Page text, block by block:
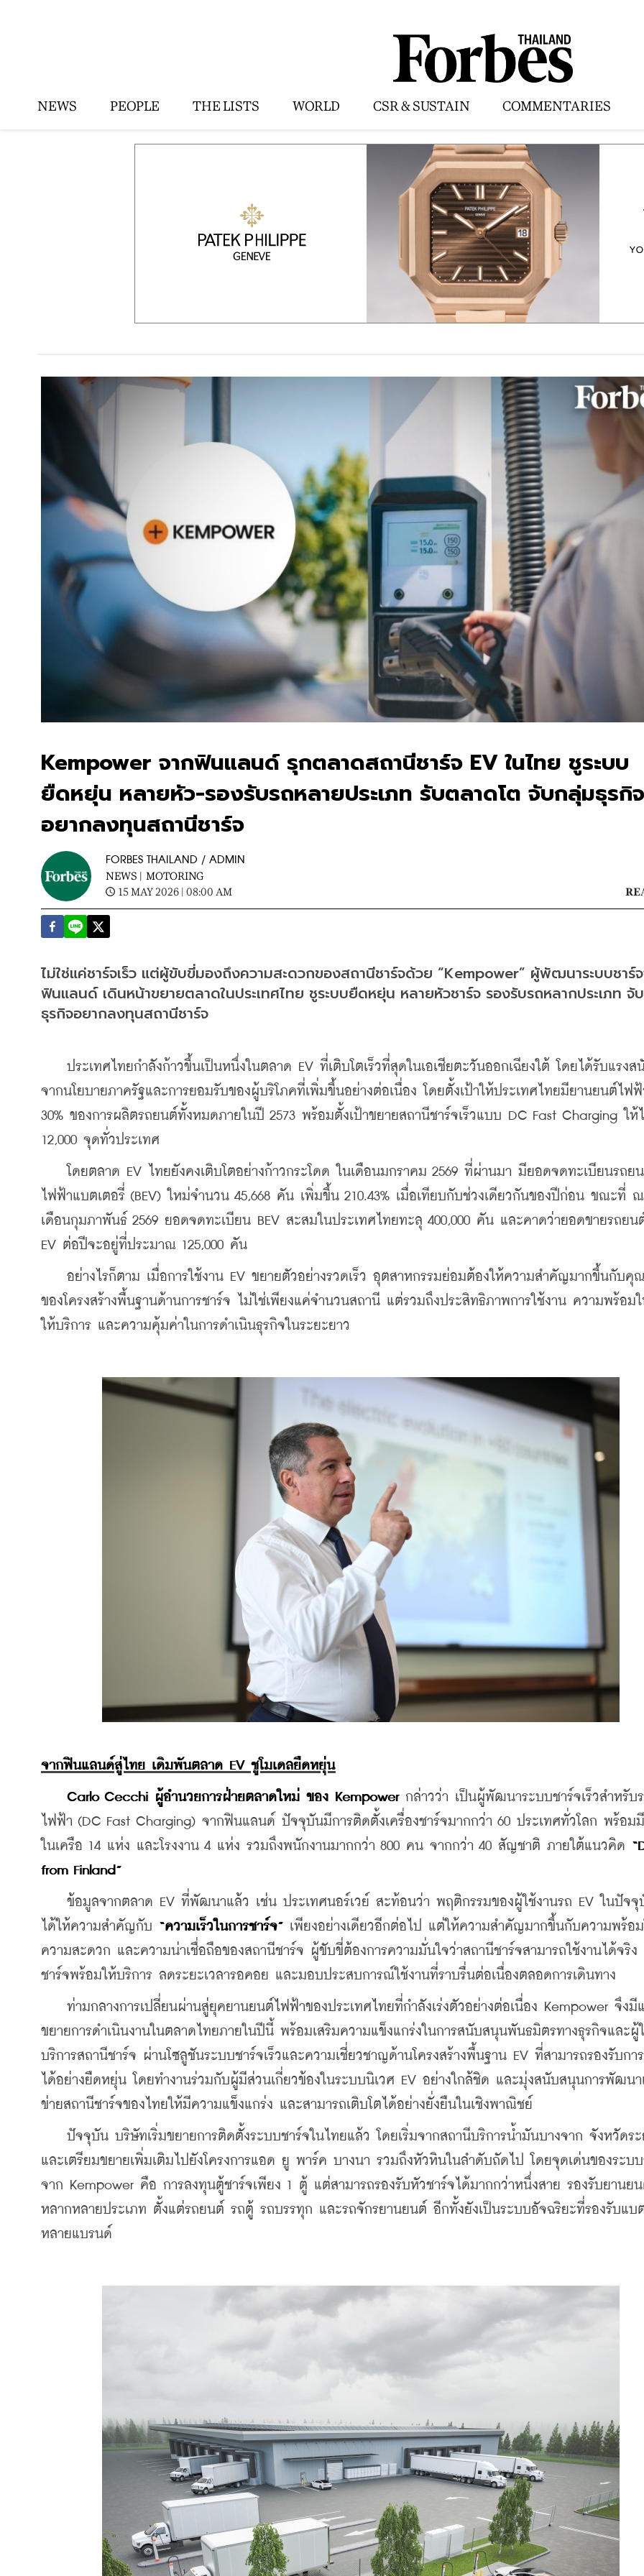
NEWS PEOPLE THE LISTS WORLD CSR & SUSTAIN COMMENTARIES
Kempower จากฟินแลนด์ รุกตลาดสถานีชาร์จ EV ในไทย ชูระบบ
ยืดหยุ่น หลายหัว-รองรับรถหลายประเภท รับตลาดโต จับกลุ่มธุรกิจ
อยากลงทุนสถานีชาร์จ
FORBES THAILAND / ADMIN
NEWS | MOTORING
15 MAY 2026 | 08:00 AM
ไม่ใช่แค่ชาร์จเร็ว แต่ผู้ขับขี่มองถึงความสะดวกของสถานีชาร์จด้วย “Kempower” ผู้พัฒนาระบบชาร์
ฟินแลนด์ เดินหน้าขยายตลาดในประเทศไทย ชูระบบยืดหยุ่น หลายหัวชาร์จ รองรับรถหลากประเภท จั
ธุรกิจอยากลงทุนสถานีชาร์จ
ประเทศไทยกำลังก้าวขึ้นเป็นหนึ่งในตลาด EV ที่เติบโตเร็วที่สุดในเอเชียตะวันออกเฉียงใต้ โดยได้รับแรงส
จากนโยบายภาครัฐและการยอมรับของผู้บริโภคที่เพิ่มขึ้นอย่างต่อเนื่อง โดยตั้งเป้าให้ประเทศไทยมียานยนต์ไฟฟ้
30% ของการผลิตรถยนต์ทั้งหมดภายในปี 2573 พร้อมตั้งเป้าขยายสถานีชาร์จเร็วแบบ DC Fast Charging ให้
12,000 จุดทั่วประเทศ
โดยตลาด EV ไทยยังคงเติบโตอย่างก้าวกระโดด ในเดือนมกราคม 2569 ที่ผ่านมา มียอดจดทะเบียนรถย
ไฟฟ้าแบตเตอรี่ (BEV) ใหม่จำนวน 45,668 คัน เพิ่มขึ้น 210.43% เมื่อเทียบกับช่วงเดียวกันของปีก่อน ขณะที่
เดือนกุมภาพันธ์ 2569 ยอดจดทะเบียน BEV สะสมในประเทศไทยทะลุ 400,000 คัน และคาดว่ายอดขายรถยน
EV ต่อปีจะอยู่ที่ประมาณ 125,000 คัน
อย่างไรก็ตาม เมื่อการใช้งาน EV ขยายตัวอย่างรวดเร็ว อุตสาหกรรมย่อมต้องให้ความสำคัญมากขึ้นกับคุ
ของโครงสร้างพื้นฐานด้านการชาร์จ ไม่ใช่เพียงแค่จำนวนสถานี แต่รวมถึงประสิทธิภาพการใช้งาน ความพร้อมใ
ให้บริการ และความคุ้มค่าในการดำเนินธุรกิจในระยะยาว
จากฟินแลนด์สู่ไทย เดิมพันตลาด EV ชูโมเดลยืดหยุ่น
Carlo Cecchi ผู้อำนวยการฝ่ายตลาดใหม่ ของ Kempower กล่าวว่า เป็นผู้พัฒนาระบบชาร์จเร็วสำหรับ
ไฟฟ้า (DC Fast Charging) จากฟินแลนด์ ปัจจุบันมีการติดตั้งเครื่องชาร์จมากกว่า 60 ประเทศทั่วโลก พร้อม
ในเครือ 14 แห่ง และโรงงาน 4 แห่ง รวมถึงพนักงานมากกว่า 800 คน จากกว่า 40 สัญชาติ ภายใต้แนวคิด
from Finland”
ข้อมูลจากตลาด EV ที่พัฒนาแล้ว เช่น ประเทศนอร์เวย์ สะท้อนว่า พฤติกรรมของผู้ใช้งานรถ EV ในปัจจุ
ได้ให้ความสำคัญกับ “ความเร็วในการชาร์จ” เพียงอย่างเดียวอีกต่อไป แต่ให้ความสำคัญมากขึ้นกับความพร้อม
ความสะดวก และความน่าเชื่อถือของสถานีชาร์จ ผู้ขับขี่ต้องการความมั่นใจว่าสถานีชาร์จสามารถใช้งานได้จริง
ชาร์จพร้อมให้บริการ ลดระยะเวลารอคอย และมอบประสบการณ์ใช้งานที่ราบรื่นต่อเนื่องตลอดการเดินทาง
ท่ามกลางการเปลี่ยนผ่านสู่ยุคยานยนต์ไฟฟ้าของประเทศไทยที่กำลังเร่งตัวอย่างต่อเนื่อง Kempower จึงมี
ขยายการดำเนินงานในตลาดไทยภายในปีนี้ พร้อมเสริมความแข็งแกร่งในการสนับสนุนพันธมิตรทางธุรกิจและผู้
บริการสถานีชาร์จ ผ่านโซลูชันระบบชาร์จเร็วและความเชี่ยวชาญด้านโครงสร้างพื้นฐาน EV ที่สามารถรองรับกา
ได้อย่างยืดหยุ่น โดยทำงานร่วมกับผู้มีส่วนเกี่ยวข้องในระบบนิเวศ EV อย่างใกล้ชิด และมุ่งสนับสนุนการพัฒนา
ข่ายสถานีชาร์จของไทยให้มีความแข็งแกร่ง และสามารถเติบโตได้อย่างยั่งยืนในเชิงพาณิชย์
ปัจจุบัน บริษัทเริ่มขยายการติดตั้งระบบชาร์จในไทยแล้ว โดยเริ่มจากสถานีบริการน้ำมันบางจาก จังหวัดระ
และเตรียมขยายเพิ่มเติมไปยังโครงการแอด ยู พาร์ค บางนา รวมถึงหัวหินในลำดับถัดไป โดยจุดเด่นของระบบ
จาก Kempower คือ การลงทุนตู้ชาร์จเพียง 1 ตู้ แต่สามารถรองรับหัวชาร์จได้มากกว่าหนึ่งสาย รองรับยานย
หลากหลายประเภท ตั้งแต่รถยนต์ รถตู้ รถบรรทุก และรถจักรยานยนต์ อีกทั้งยังเป็นระบบอัจฉริยะที่รองรับแบ
หลายแบรนด์